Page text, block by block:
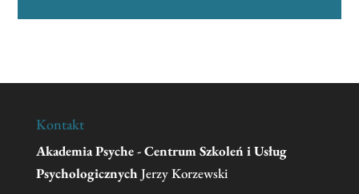
Kontakt
Akademia Psyche - Centrum Szkoleń i Usług
Psychologicznych Jerzy Korzewski